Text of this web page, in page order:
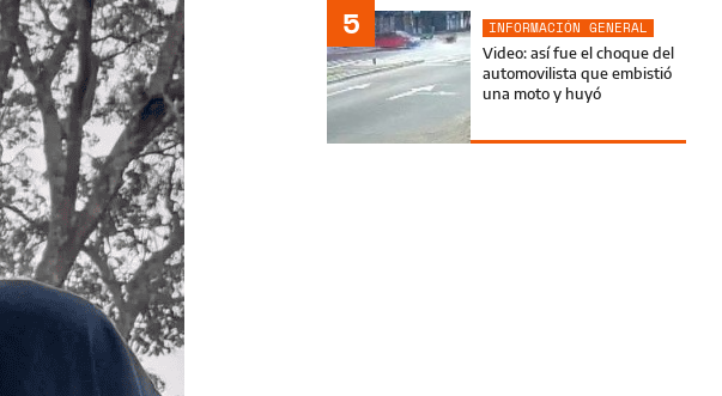
5
INFORMACIÓN GENERAL
Video: así fue el choque del
automovilista que embistió
una moto y huyó